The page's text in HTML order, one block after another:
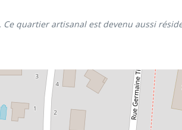
quartier artisanal est devenu aussi